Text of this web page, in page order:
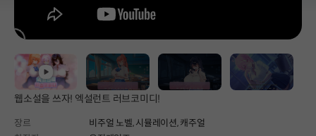
웹소설을 쓰자! 엑설런트 러브코미디!
장르 비주얼 노벨,시뮬레이션,캐주얼